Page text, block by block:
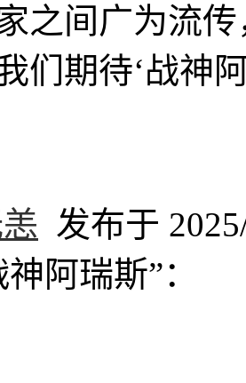
之间广为流
们期待‘战神
发布于
阿瑞斯”：